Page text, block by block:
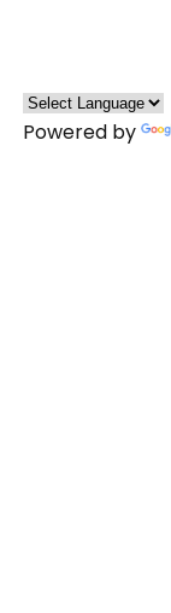
0. Zobacz
Powered by